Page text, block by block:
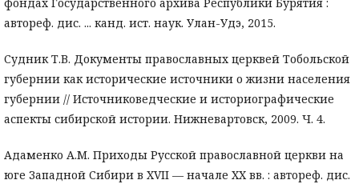
фондах Государственного архива Республики Бурятия :
автореф. дис. ... канд. ист. наук. Улан-Удэ, 2015.
Судник Т.В. Документы православных церквей Тобольской
губернии как исторические источники о жизни населения
губернии // Источниковедческие и историографические
аспекты сибирской истории. Нижневартовск, 2009. Ч. 4.
Адаменко A.M. Приходы Русской православной церкви на
юге Западной Сибири в XVII — начале XX вв. : автореф. дис.